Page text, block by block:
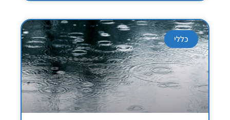
כללי